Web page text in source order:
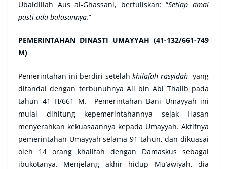
Ubaidillah Aus al-Ghassani, bertuliskan: “Setiap amal
pasti ada balasannya.”
PEMERINTAHAN DINASTI UMAYYAH (41-132/661-749
M)
Pemerintahan ini berdiri setelahkhilafah rasyidahyang
ditandai dengan terbunuhnya Ali bin Abi Thalib pada
tahun 41 H/661 M. Pemerintahan Bani Umayyah ini
mulai dihitung kepemerintahannya sejak Hasan
menyerahkan kekuasaannya kepada Umayyah. Aktifnya
pemerintahan Umayyah selama 91 tahun, dan dikuasai
oleh 14 orang khalifah dengan Damaskus sebagai
ibukotanya. Menjelang akhir hidup Mu’awiyah, dia